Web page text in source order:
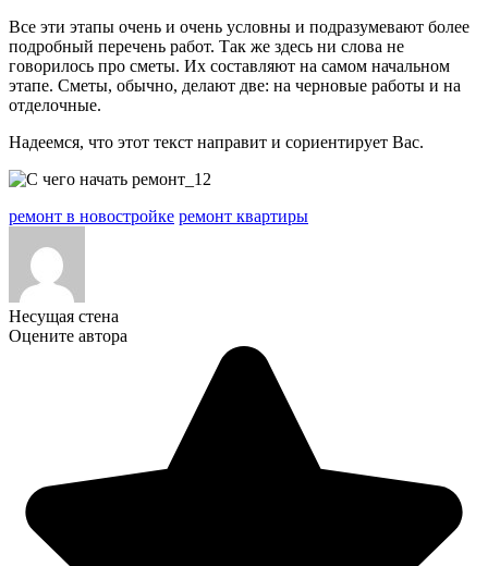
Все эти этапы очень и очень условны и подразумевают более
подробный перечень работ. Так же здесь ни слова не
говорилось про сметы. Их составляют на самом начальном
этапе. Сметы, обычно, делают две: на черновые работы и на
отделочные.
Надеемся, что этот текст направит и сориентирует Вас.
ремонт в новостройке ремонт квартиры
Несущая стена
Оцените автора